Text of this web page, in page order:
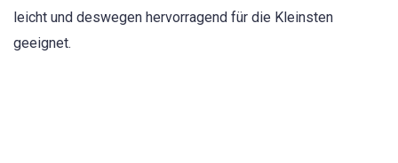
leicht und deswegen hervorragend für die Kleinsten
geeignet.